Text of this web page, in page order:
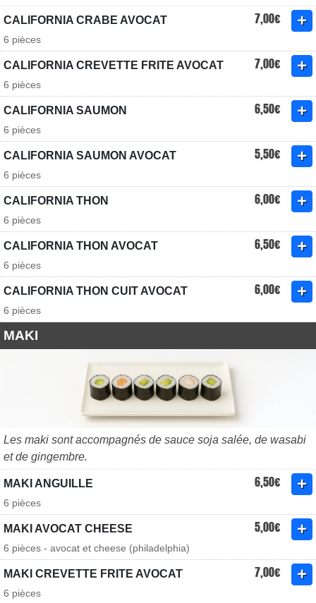
CALIFORNIA CRABE AVOCAT 7,00€
6 pièces
CALIFORNIA CREVETTE FRITE AVOCAT 7,00€
6 pièces
CALIFORNIA SAUMON 6,50€
6 pièces
CALIFORNIA SAUMON AVOCAT 5,50€
6 pièces
CALIFORNIA THON 6,00€
6 pièces
CALIFORNIA THON AVOCAT 6,50€
6 pièces
CALIFORNIA THON CUIT AVOCAT 6,00€
6 pièces
MAKI
Les maki sont accompagnés de sauce soja salée, de wasabi
et de gingembre.
MAKI ANGUILLE 6,50€
6 pièces
MAKI AVOCAT CHEESE 5,00€
6 pièces - avocat et cheese (philadelphia)
MAKI CREVETTE FRITE AVOCAT 7,00€
6 pièces